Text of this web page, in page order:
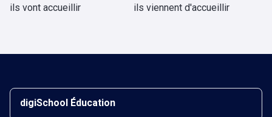
ils vont accueillir
ils viennent d'accueillir
digiSchool Éducation